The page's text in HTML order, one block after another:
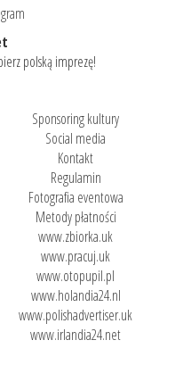
polską imprezę!
Sponsoring kultury
Social media
Kontakt
Regulamin
Fotografia eventowa
Metody płatności
www.zbiorka.uk
www.pracuj.uk
www.otopupil.pl
www.holandia24.nl
www.polishadvertiser.uk
www.irlandia24.net